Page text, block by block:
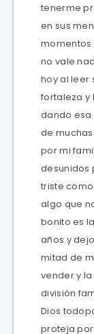
tenerme
en sus
momentos
no vale
hoy al leer
fortaleza y
dando esa
de
por mi
desunidos
triste
algo que
bonito es
años y
mitad de
vender y
división
Dios
proteja